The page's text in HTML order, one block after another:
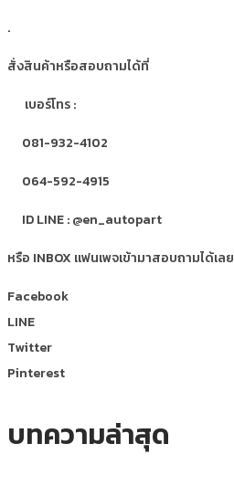
.
สั่งสินค้าหรือสอบถามได้ที่
เบอร์โทร :
081-932-4102
064-592-4915
ID LINE : @en_autopart
หรือ INBOX แฟนเพจเข้ามาสอบถามได้เลย
Facebook
LINE
Twitter
Pinterest
บทความล่าสุด